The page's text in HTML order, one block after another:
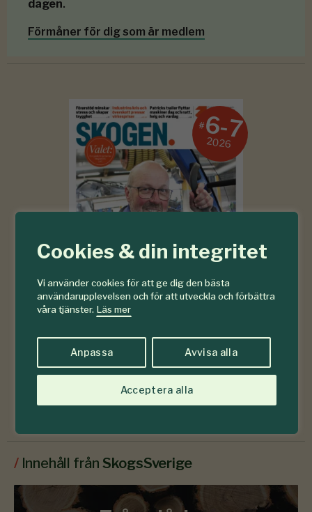
Cookies & din integritet
Vi använder cookies för att ge dig den bästa
användarupplevelsen och för att utveckla och förbättra
våra tjänster. Läs mer
Anpassa Avvisa alla
Acceptera alla
dagen.
Förmåner för dig som är medlem
#6-7
2026
Läs senaste numret
/ Innehåll från SkogsSverige